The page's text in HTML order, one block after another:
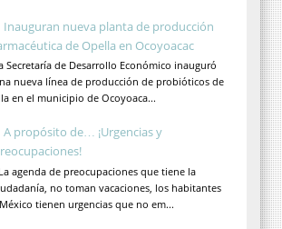
Inauguran nueva planta de producción
de Opella en Ocoyoacac
Secretaría de Desarrollo Económico inauguró
nueva línea de producción de probióticos de
en el municipio de Ocoyoaca...
A propósito de… ¡Urgencias y
La agenda de preocupaciones que tiene la
no toman vacaciones, los habitantes
tienen urgencias que no em...